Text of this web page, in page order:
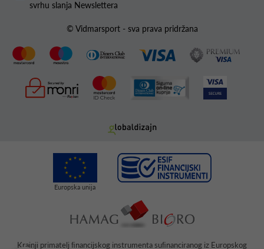
svrhu slanja Newslettera
© Vidmarsport - sva prava pridržana
Krajnji primatelj ﬁnancijskog instrumenta suﬁnanciranog iz Europskog